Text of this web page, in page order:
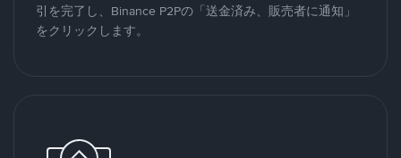
引を完了し、Binance P2Pの「送金済み、販売者に通知」
をクリックします。